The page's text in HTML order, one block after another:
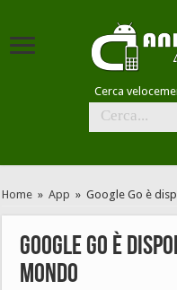
Cerca
Home » App » Google Go è
Google Go è
mondo